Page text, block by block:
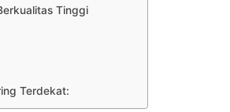
Tinggi
Terdekat: